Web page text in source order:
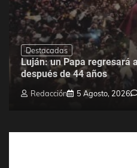
Destacadas
Luján: un Papa regresará
después de 44 años
Redacción 5 Agosto, 2026